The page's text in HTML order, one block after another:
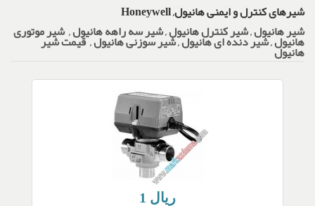
شیرهای کنترل و ایمنی هانیول, Honeywell
شیر هانیول , شیر کنترل هانیول , شیر سه راهه هانیول , شیر موتوری
هانیول , شیر دنده ای هانیول , شیر سوزنی هانیول , قیمت شیر
هانیول
1 ریال